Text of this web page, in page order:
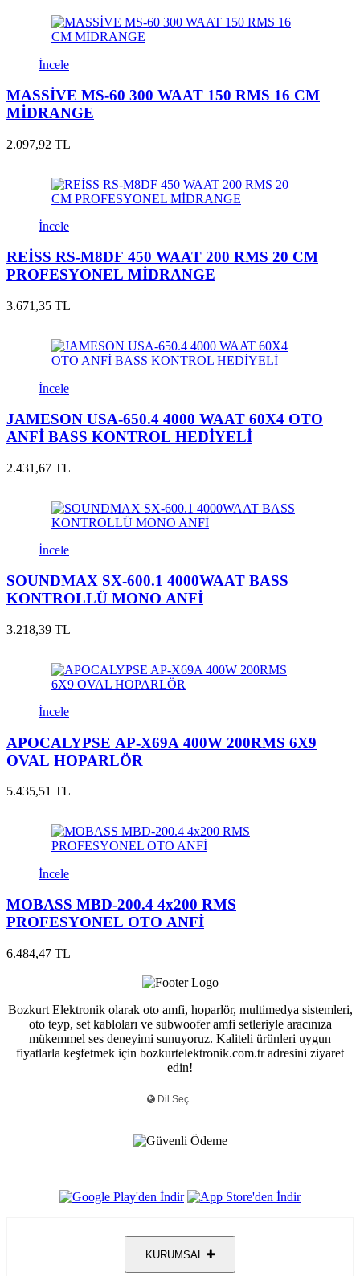
İncele
MASSİVE MS-60 300 WAAT 150 RMS 16 CM
MİDRANGE
2.097,92 TL
İncele
REİSS RS-M8DF 450 WAAT 200 RMS 20 CM
PROFESYONEL MİDRANGE
3.671,35 TL
İncele
JAMESON USA-650.4 4000 WAAT 60X4 OTO
ANFİ BASS KONTROL HEDİYELİ
2.431,67 TL
İncele
SOUNDMAX SX-600.1 4000WAAT BASS
KONTROLLÜ MONO ANFİ
3.218,39 TL
İncele
APOCALYPSE AP-X69A 400W 200RMS 6X9
OVAL HOPARLÖR
5.435,51 TL
İncele
MOBASS MBD-200.4 4x200 RMS
PROFESYONEL OTO ANFİ
6.484,47 TL
Bozkurt Elektronik olarak oto amfi, hoparlör, multimedya sistemleri,
oto teyp, set kabloları ve subwoofer amfi setleriyle aracınıza
mükemmel ses deneyimi sunuyoruz. Kaliteli ürünleri uygun
fiyatlarla keşfetmek için bozkurtelektronik.com.tr adresini ziyaret
edin!
KURUMSAL